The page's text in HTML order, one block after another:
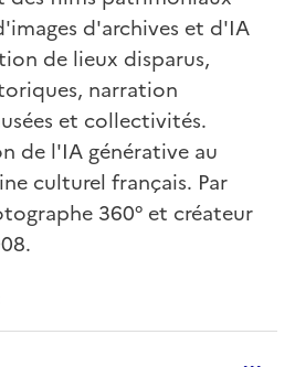
d'archives et d'IA
de lieux disparus,
narration
et collectivités.
de l'IA générative au
culturel français. Par
360° et créateur